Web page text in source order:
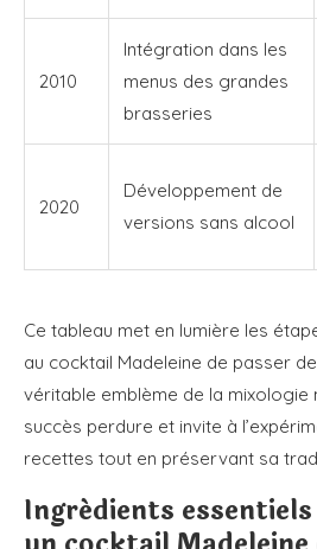
2010
Intégration dans les
menus des grandes
brasseries
2020
Développement de
versions sans alcool
Ce tableau met en lumière les
au cocktail Madeleine de passer
véritable emblème de la mixologie
succès perdure et invite à
recettes tout en préservant sa
Ingrédients